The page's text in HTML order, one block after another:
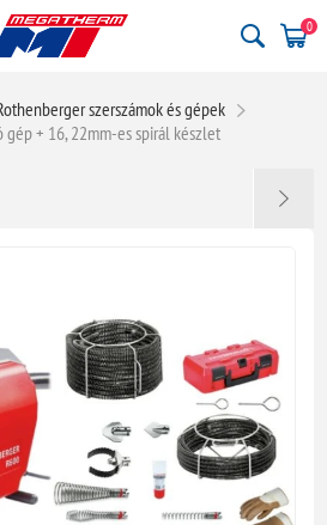
0
szerszámok és gépek
+ 16, 22mm-es spirál készlet